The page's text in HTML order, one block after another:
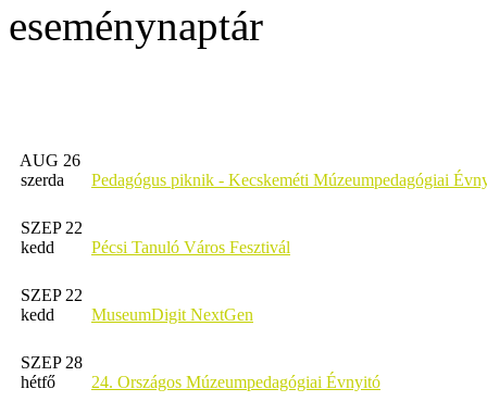
eseménynaptár
AUG 26
szerda
Pedagógus piknik - Kecskeméti Múzeumpedagógiai
SZEP 22
kedd
Pécsi Tanuló Város Fesztivál
SZEP 22
kedd
MuseumDigit NextGen
SZEP 28
hétfő
24. Országos Múzeumpedagógiai Évnyitó